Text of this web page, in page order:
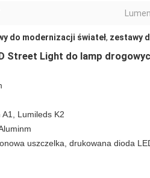
do modernizacji świateł, zestawy
Street Light do lamp
Lumileds K2
uszczelka, drukowana dioda